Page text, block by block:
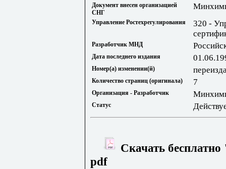
Документ внесен организацией
СНГ
Управление Ростехрегулирования
320 -
Разработчик МНД
Дата последнего издания
Номер(а) изменении(й)
Количество страниц (оригинала) 7
Организация - Разработчик
Статус
Скачать
pdf